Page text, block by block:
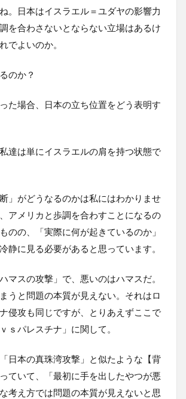
。日本はイスラエル＝ユダヤの影響力
を合わさないとならない立場はあるけ
でよいのか。
のか？
た場合、日本の立ち位置をどう表明す
達は単にイスラエルの肩を持つ状態で
」がどうなるのかは私にはわかりませ
アメリカと歩調を合わすことになるの
のの、「実際に何が起きているのか」
静に見る必要があると思っています。
マスの攻撃」で、悪いのはハマスだ。
うと問題の本質が見えない。それはロ
侵攻も同じですが、とりあえずここで
ｓパレスチナ」に関して。
日本の真珠湾攻撃」と似たような【背
ていて、「最初に手を出したやつが悪
考え方では問題の本質が見えないと思